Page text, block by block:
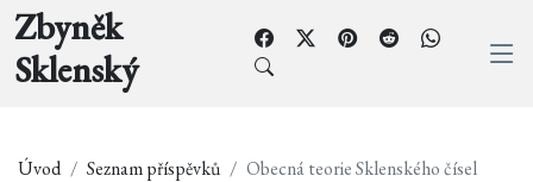
Zbyněk
Sklenský
Úvod Seznam příspěvků Obecná teorie Sklenského čísel